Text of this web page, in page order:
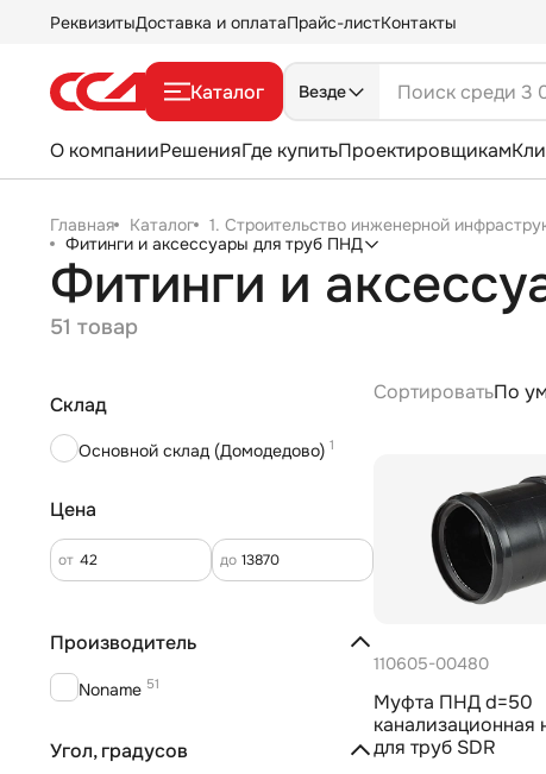
РеквизитыДоставка и оплатаПрайс-листКонтакты
Каталог Везде
О компанииРешенияГде купитьПроектировщикам
Главная Каталог 1. Строительство инженерной
Фитинги и аксессуары для труб ПНД
Фитинги и
51 товар
Склад
Основной склад (Домодедово) 1
Цена
от до
Производитель
Noname 51
Угол, градусов
СортироватьПо
110605-00480
Муфта ПНД d=50
канализационная
для труб SDR